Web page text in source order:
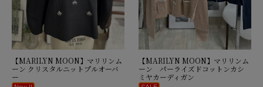
【MARILYN MOON】マリリンム
ーン クリスタルニットプルオーバ
ー
【MARILYN MOON】マリリンム
ーン パーライズドコットンカシ
ミヤカーディガン